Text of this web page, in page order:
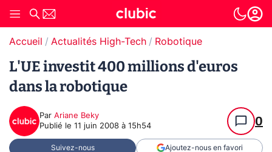
Accueil Actualités High-Tech Robotique
L'UE investit 400 millions d'euros
dans la robotique
Par Ariane Beky
Publié le 11 juin 2008 à 15h54 0
Suivez-nous Ajoutez-nous en favori